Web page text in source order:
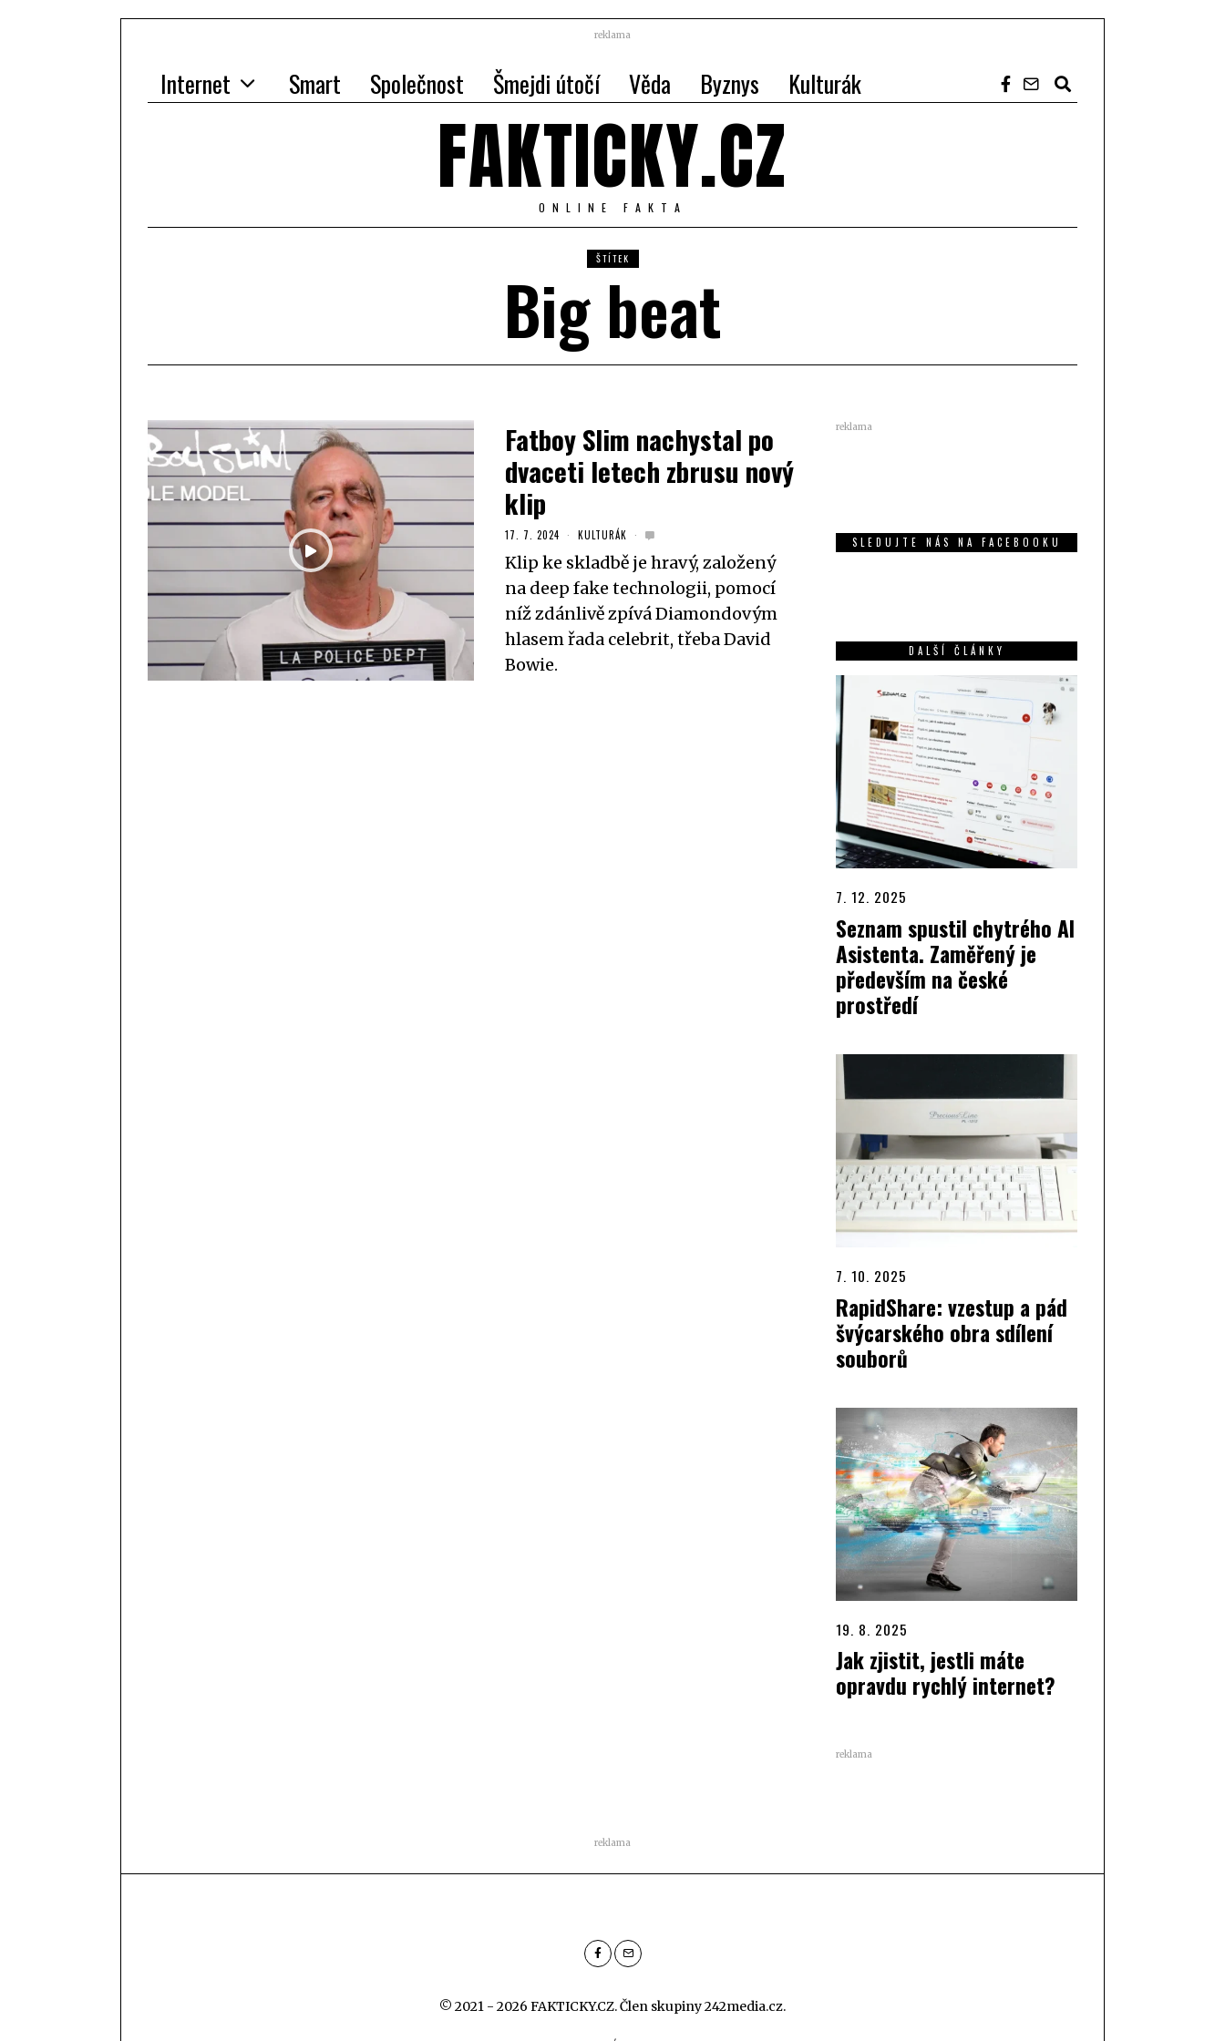
reklama
Internet Smart Společnost Šmejdi útočí Věda Byznys Kulturák
FAKTICKY.CZ
ONLINE FAKTA
ŠTÍTEK
Big beat
Fatboy Slim nachystal po
dvaceti letech zbrusu nový
klip
17. 7. 2024 KULTURÁK
Klip ke skladbě je hravý, založený
na deep fake technologii, pomocí
níž zdánlivě zpívá Diamondovým
hlasem řada celebrit, třeba David
Bowie.
reklama
SLEDUJTE NÁS NA FACEBOOKU
DALŠÍ ČLÁNKY
7. 12. 2025
Seznam spustil chytrého AI
Asistenta. Zaměřený je
především na české
prostředí
7. 10. 2025
RapidShare: vzestup a pád
švýcarského obra sdílení
souborů
19. 8. 2025
Jak zjistit, jestli máte
opravdu rychlý internet?
reklama
reklama
© 2021 - 2026 FAKTICKY.CZ. Člen skupiny242media.cz.